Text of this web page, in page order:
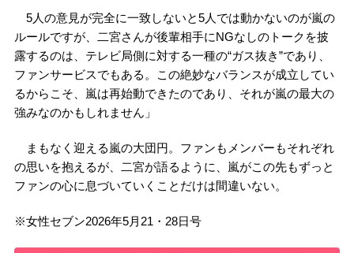
5人の意見が完全に一致しないと5人では動かないのが嵐の
ルールですが、二宮さんが後輩相手にNGなしのトークを披
露するのは、テレビ局側に対する一種の“ガス抜き”であり、
ファンサービスでもある。この絶妙なバランスが成立してい
るからこそ、嵐は再始動できたのであり、それが嵐の最大の
強みなのかもしれません」
まもなく迎える嵐の大団円。ファンもメンバーもそれぞれ
の思いを抱えるが、二宮が語るように、嵐がこの先もずっと
ファンの心に息づいていくことだけは間違いない。
※女性セブン2026年5月21・28日号